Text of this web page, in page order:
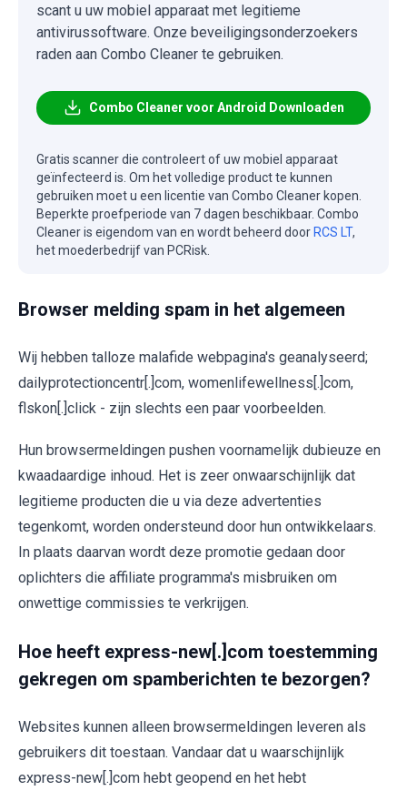
scant u uw mobiel apparaat met legitieme
antivirussoftware. Onze beveiligingsonderzoekers
raden aan Combo Cleaner te gebruiken.
Combo Cleaner voor Android Downloaden
Gratis scanner die controleert of uw mobiel apparaat
geïnfecteerd is. Om het volledige product te kunnen
gebruiken moet u een licentie van Combo Cleaner kopen.
Beperkte proefperiode van 7 dagen beschikbaar. Combo
Cleaner is eigendom van en wordt beheerd door RCS LT,
het moederbedrijf van PCRisk.
Browser melding spam in het algemeen
Wij hebben talloze malafide webpagina's geanalyseerd;
dailyprotectioncentr[.]com, womenlifewellness[.]com,
flskon[.]click - zijn slechts een paar voorbeelden.
Hun browsermeldingen pushen voornamelijk dubieuze en
kwaadaardige inhoud. Het is zeer onwaarschijnlijk dat
legitieme producten die u via deze advertenties
tegenkomt, worden ondersteund door hun ontwikkelaars.
In plaats daarvan wordt deze promotie gedaan door
oplichters die affiliate programma's misbruiken om
onwettige commissies te verkrijgen.
Hoe heeft express-new[.]com toestemming
gekregen om spamberichten te bezorgen?
Websites kunnen alleen browsermeldingen leveren als
gebruikers dit toestaan. Vandaar dat u waarschijnlijk
express-new[.]com hebt geopend en het hebt